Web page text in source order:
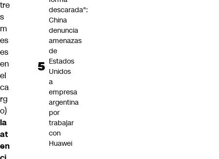
tre
s
m
es
es
en
el
ca
rg
o)
la
at
en
descarada":
China
denuncia
amenazas
de
Estados
Unidos
a
empresa
argentina
por
trabajar
con
Huawei